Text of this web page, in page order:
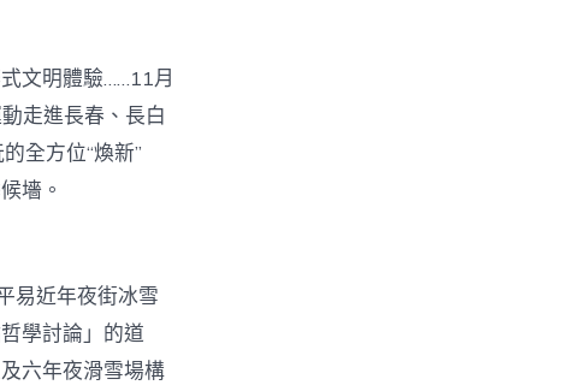
文明體驗……11月
走進長春、長白
全方位“煥新”
墻。
易近年夜街冰雪
學討論」的道
六年夜滑雪場構